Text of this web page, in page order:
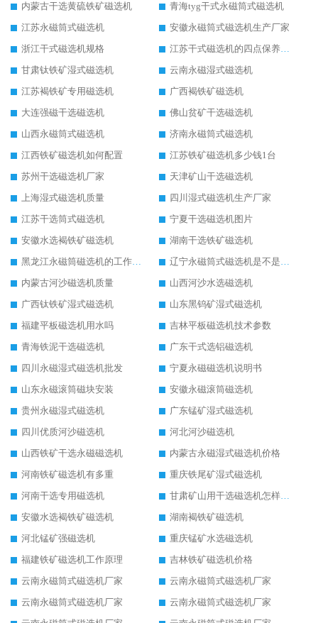
内蒙古干选黄硫铁矿磁选机
青海tyg干式永磁筒式磁选机
江苏永磁筒式磁选机
安徽永磁筒式磁选机生产厂家
浙江干式磁选机规格
江苏干式磁选机的四点保养秘籍
甘肃钛铁矿湿式磁选机
云南永磁湿式磁选机
江苏褐铁矿专用磁选机
广西褐铁矿磁选机
大连强磁干选磁选机
佛山贫矿干选磁选机
山西永磁筒式磁选机
济南永磁筒式磁选机
江西铁矿磁选机如何配置
江苏铁矿磁选机多少钱1台
苏州干选磁选机厂家
天津矿山干选磁选机
上海湿式磁选机质量
四川湿式磁选机生产厂家
江苏干选筒式磁选机
宁夏干选磁选机图片
安徽水选褐铁矿磁选机
湖南干选铁矿磁选机
黑龙江永磁筒磁选机的工作原理
辽宁永磁筒式磁选机是不是强磁
内蒙古河沙磁选机质量
山西河沙水选磁选机
广西钛铁矿湿式磁选机
山东黑钨矿湿式磁选机
福建平板磁选机用水吗
吉林平板磁选机技术参数
青海铁泥干选磁选机
广东干式选铝磁选机
四川永磁湿式磁选机批发
宁夏永磁磁选机说明书
山东永磁滚筒磁块安装
安徽永磁滚筒磁选机
贵州永磁湿式磁选机
广东锰矿湿式磁选机
四川优质河沙磁选机
河北河沙磁选机
山西铁矿干选永磁磁选机
内蒙古永磁湿式磁选机价格
河南铁矿磁选机有多重
重庆铁尾矿湿式磁选机
河南干选专用磁选机
甘肃矿山用干选磁选机怎样调磁
安徽水选褐铁矿磁选机
湖南褐铁矿磁选机
河北锰矿强磁选机
重庆锰矿水选磁选机
福建铁矿磁选机工作原理
吉林铁矿磁选机价格
云南永磁筒式磁选机厂家
云南永磁筒式磁选机厂家
云南永磁筒式磁选机厂家
云南永磁筒式磁选机厂家